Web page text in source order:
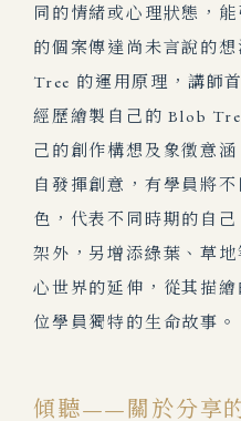
同的情緒或心理狀態，
的個案傳達尚未言說的想
Tree 的運用原理，講師
經歷繪製自己的 Blob
己的創作構想及象徵意
自發揮創意，有學員將
色，代表不同時期的自
架外，另增添綠葉、草
心世界的延伸，從其描
位學員獨特的生命故事。
傾聽——關於分享